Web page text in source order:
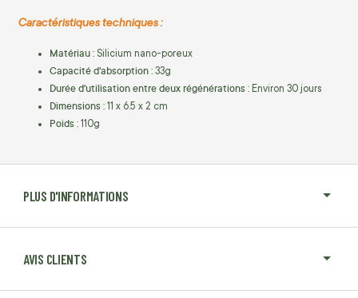
PLUS D'INFORMATIONS
AVIS CLIENTS
Caractéristiques techniques :
Matériau : Silicium nano-poreux
Capacité d'absorption : 33g
Durée d'utilisation entre deux régénérations : Environ 30 jours
Dimensions : 11 x 6.5 x 2 cm
Poids : 110g